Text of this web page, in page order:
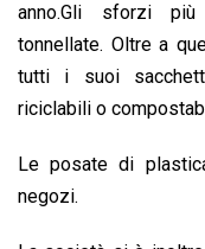
anno.Gli sforzi più
tonnellate. Oltre a
tutti i suoi
riciclabili o
Le posate di
negozi.